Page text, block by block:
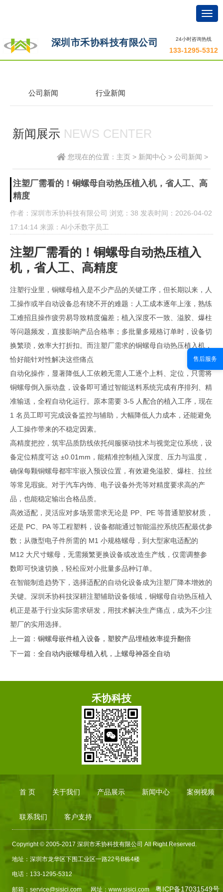
深圳市禾协科技有限公司 24小时咨询热线
133-1295-5312
公司新闻 行业新闻
新闻展示 NEWS CENTER
您现在的位置： 主页 > 新闻中心 > 公司新闻 >
注塑厂需看的！铜螺母自动热压植入机，省人工、高
精度
作者：深圳市禾协科技有限公司 浏览 ：38 发表时间：2026-04-02
17:14:14 来源：AI小禾数字员工
注塑厂需看的！铜螺母自动热压植入
机，省人工、高精度
注塑行业里，铜螺母植入是不少产品的关键工序，但长期以来，人
工操作或半自动设备总有绕不开的难题：人工成本逐年上涨，熟练
工难招且操作疲劳易导致精度偏差；植入深度不一致、溢胶、爆柱
等问题频发，直接影响产品合格率；多批量多规格订单时，设备切
换繁琐，效率大打折扣。而注塑厂需求的铜螺母自动热压植入机，
恰好能针对性解决这些痛点
自动化操作，显著降低人工依赖无需人工逐个上料、定位，只需将
铜螺母倒入振动盘，设备即可通过智能送料系统完成有序排列、精
准输送，全程自动化运行。原本需要 3-5 人配合的植入工序，现在
1 名员工即可完成设备监控与辅助，大幅降低人力成本，还能避免
人工操作带来的不稳定因素。
高精度把控，筑牢品质防线依托伺服驱动技术与视觉定位系统，设
备定位精度可达 ±0.01mm，能精准控制植入深度、压力与温度，
确保每颗铜螺母都牢牢嵌入预设位置，有效避免溢胶、爆柱、拉丝
等常见瑕疵。对于汽车内饰、电子设备外壳等对精度要求高的产
品，也能稳定输出合格品质。
高效适配，灵活应对多场景需求无论是 PP、PE 等普通塑胶材质，
还是 PC、PA 等工程塑料，设备都能通过智能温控系统匹配最优参
数；从微型电子件所需的 M1 小规格螺母，到大型家电适配的
M12 大尺寸螺母，无需频繁更换设备或改造生产线，仅需调整参
数即可快速切换，轻松应对小批量多品种订单。
在智能制造趋势下，选择适配的自动化设备成为注塑厂降本增效的
关键。深圳禾协科技深耕注塑辅助设备领域，铜螺母自动热压植入
机正是基于行业实际需求研发，用技术解决生产痛点，成为不少注
塑厂的实用选择。
上一篇： 铜螺母嵌件植入设备，塑胶产品埋植效率提升翻倍
下一篇： 全自动内嵌螺母植入机，上螺母神器全自动
售后服务
禾协科技
首 页 关于我们 产品展示 新闻中心 案例视频
联系我们 客户支持
Copyright © 2005-2017 深圳市禾协科技有限公司 All Right Reserved.
地址：深圳市龙华区下围工业区一路22号B栋4楼
电话：133-1295-5312
邮箱：service@sisici.com 网址：www.sisici.com 粤ICP备17031549号